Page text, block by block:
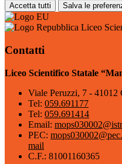
Accetta tutti Salva le
Liceo
Contatti
Liceo Scientifico Statale
Viale Peruzzi, 7 - 41012
Tel: 059.691177
Tel: 059.691414
Email:
PEC:
mail
C.F.: 81001160365